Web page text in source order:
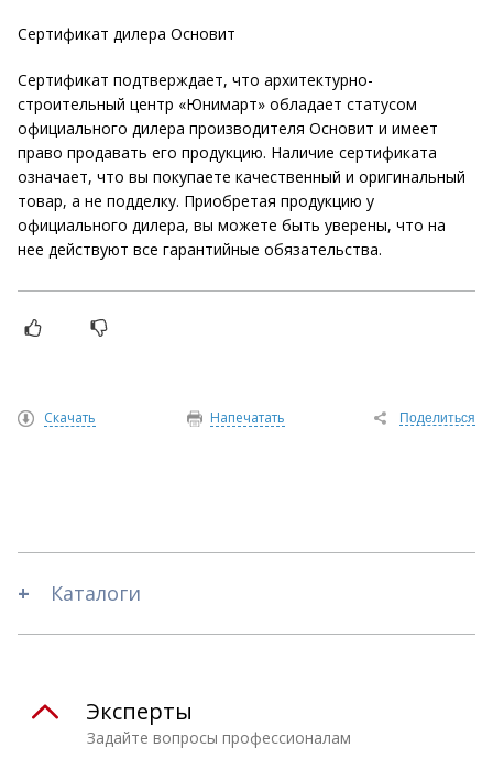
Сертификат дилера Основит
Сертификат подтверждает, что архитектурно-
строительный центр «Юнимарт» обладает статусом
официального дилера производителя Основит и имеет
право продавать его продукцию. Наличие сертификата
означает, что вы покупаете качественный и оригинальный
товар, а не подделку. Приобретая продукцию у
официального дилера, вы можете быть уверены, что на
нее действуют все гарантийные обязательства.
Поделиться
Напечатать
Скачать
Каталоги
Задайте вопросы профессионалам
Эксперты